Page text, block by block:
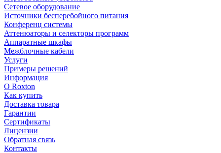
Сетевое оборудование
Источники бесперебойного питания
Конференц системы
Аттенюаторы и селекторы программ
Аппаратные шкафы
Межблочные кабели
Услуги
Примеры решений
Информация
О Roxton
Как купить
Доставка товара
Гарантии
Сертификаты
Лицензии
Обратная связь
Контакты